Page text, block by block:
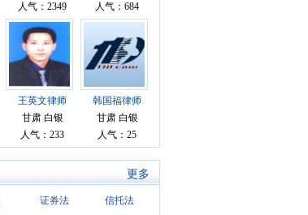
人气：2349
人气：684
王英文律师
甘肃 白银
人气：233
韩国福律师
甘肃 白银
人气：25
更多
证券法 信托法